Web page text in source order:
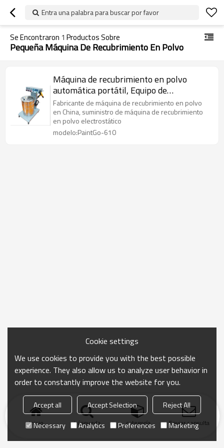
Entra una palabra para buscar por favor
Se Encontraron 1 Productos Sobre
Pequeña Máquina De Recubrimiento En Polvo
Máquina de recubrimiento en polvo
automática portátil, Equipo de
recubrimiento en polvo manual, Máquina
de recubrimiento en polvo en venta-
PaintGo 610
Fabricante de máquina de recubrimiento en polvo
en China, suministro de máquina de recubrimiento
en polvo electrostático
modelo:PaintGo-610
Inicio búsqueda categoría Enviar consulta
Cookie settings
We use cookies to provide you with the best possible
experience. They also allow us to analyze user behavior in
order to constantly improve the website for you.
Accept all Accept Selection
Reject All
Necessary
Analytics Preferences Marketing